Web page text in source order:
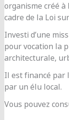
organisme créé
cadre de la Loi
Investi d’une
pour vocation la
architecturale,
Il est financé par
par un élu local.
Vous pouvez